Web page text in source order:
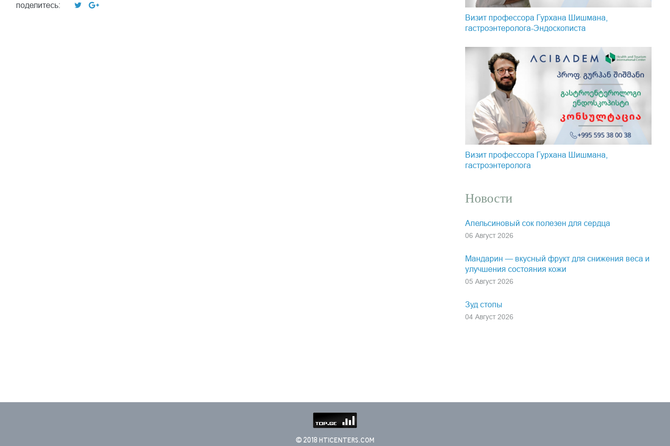
поделитесь:
Визит профессора Гурхана Шишмана,
гастроэнтеролога-Эндоскопистa
Визит профессора Гурхана Шишмана,
гастроэнтеролога
Новости
Апельсиновый сок полезен для сердца
06 Август 2026
Мандарин — вкусный фрукт для снижения веса и
улучшения состояния кожи
05 Август 2026
Зуд стопы
04 Август 2026
© 2018 HTICENTERS.COM